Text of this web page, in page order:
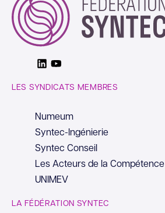
LinkedinYoutube
LES SYNDICATS MEMBRES
Numeum
Syntec-Ingénierie
Syntec Conseil
Les Acteurs de la Compétence
UNIMEV
LA FÉDÉRATION SYNTEC